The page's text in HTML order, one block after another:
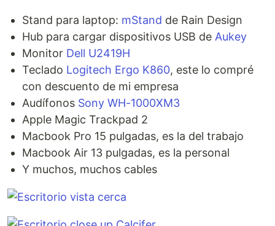
Stand para laptop: mStand de Rain Design
Hub para cargar dispositivos USB de Aukey
Monitor Dell U2419H
Teclado Logitech Ergo K860, este lo compré
con descuento de mi empresa
Audífonos Sony WH-1000XM3
Apple Magic Trackpad 2
Macbook Pro 15 pulgadas, es la del trabajo
Macbook Air 13 pulgadas, es la personal
Y muchos, muchos cables